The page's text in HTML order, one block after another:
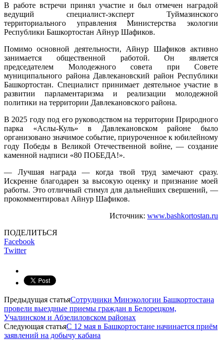
В работе встречи принял участие и был отмечен наградой
ведущий специалист-эксперт Туймазинского
территориального управления Министерства экологии
Республики Башкортостан Айнур Шафиков.
Помимо основной деятельности, Айнур Шафиков активно
занимается общественной работой. Он является
председателем Молодежного совета при Совете
муниципального района Давлекановский район Республики
Башкортостан. Специалист принимает деятельное участие в
развитии парламентаризма и реализации молодежной
политики на территории Давлекановского района.
В 2025 году под его руководством на территории Природного
парка «Аслы-Куль» в Давлекановском районе было
организовано значимое событие, приуроченное к юбилейному
году Победы в Великой Отечественной войне, — создание
каменной надписи «80 ПОБЕДА!».
— Лучшая награда — когда твой труд замечают сразу.
Искренне благодарен за высокую оценку и признание моей
работы. Это отличный стимул для дальнейших свершений, —
прокомментировал Айнур Шафиков.
Источник: www.bashkortostan.ru
ПОДЕЛИТЬСЯ
Facebook
Twitter
Предыдущая статьяСотрудники Минэкологии Башкортостана
провели выездные приемы граждан в Белорецком,
Учалинском и Абзелиловском районах
Следующая статьяС 12 мая в Башкортостане начинается приём
заявлений на добычу кабана